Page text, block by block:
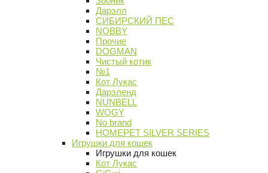
Дарэлл
СИБИРСКИЙ ПЕС
NOBBY
Прочие
DOGMAN
Чистый котик
№1
Кот Лукас
Дарэленд
NUNBELL
WOGY
No brand
HOMEPET SILVER SERIES
Игрушки для кошек
Игрушки для кошек
Кот Лукас